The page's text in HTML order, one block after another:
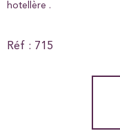
hotellère .
Réf : 715